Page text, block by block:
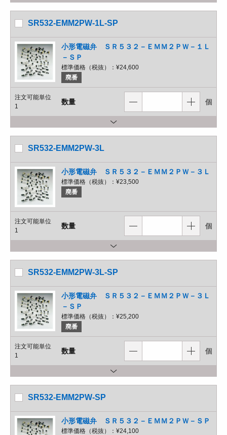
SR532-EMM2PW-1L-SP
小形電磁弁 ＳＲ５３２－ＥＭＭ２ＰＷ－１Ｌ
－ＳＰ
標準価格（税抜）： ¥24,600
廃番
注文可能単位
1
数量 個
SR532-EMM2PW-3L
小形電磁弁 ＳＲ５３２－ＥＭＭ２ＰＷ－３Ｌ
標準価格（税抜）： ¥23,500
廃番
注文可能単位
1
数量 個
SR532-EMM2PW-3L-SP
小形電磁弁 ＳＲ５３２－ＥＭＭ２ＰＷ－３Ｌ
－ＳＰ
標準価格（税抜）： ¥25,200
廃番
注文可能単位
1
数量 個
SR532-EMM2PW-SP
小形電磁弁 ＳＲ５３２－ＥＭＭ２ＰＷ－ＳＰ
標準価格（税抜）： ¥24,100